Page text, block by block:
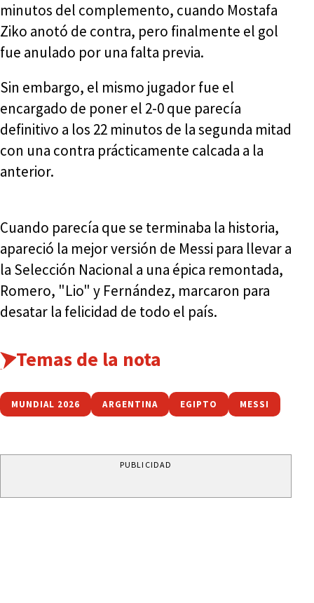
minutos del complemento, cuando Mostafa
Ziko anotó de contra, pero finalmente el gol
fue anulado por una falta previa.
Sin embargo, el mismo jugador fue el
encargado de poner el 2-0 que parecía
definitivo a los 22 minutos de la segunda mitad
con una contra prácticamente calcada a la
anterior.
Cuando parecía que se terminaba la historia,
apareció la mejor versión de Messi para llevar a
la Selección Nacional a una épica remontada,
Romero, "Lio" y Fernández, marcaron para
desatar la felicidad de todo el país.
Temas de la nota
MUNDIAL 2026 ARGENTINA EGIPTO MESSI
PUBLICIDAD